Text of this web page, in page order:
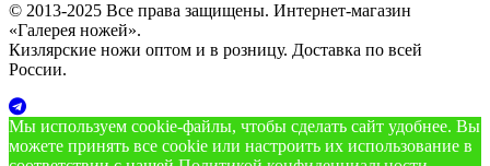
© 2013-2025 Все права защищены. Интернет-магазин
«Галерея ножей».
Кизлярские ножи оптом и в розницу. Доставка по всей
России.
Мы используем cookie‑файлы, чтобы сделать сайт удобнее. Вы
можете принять все cookie или настроить их использование в